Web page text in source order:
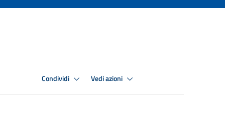
Condividi Vedi azioni